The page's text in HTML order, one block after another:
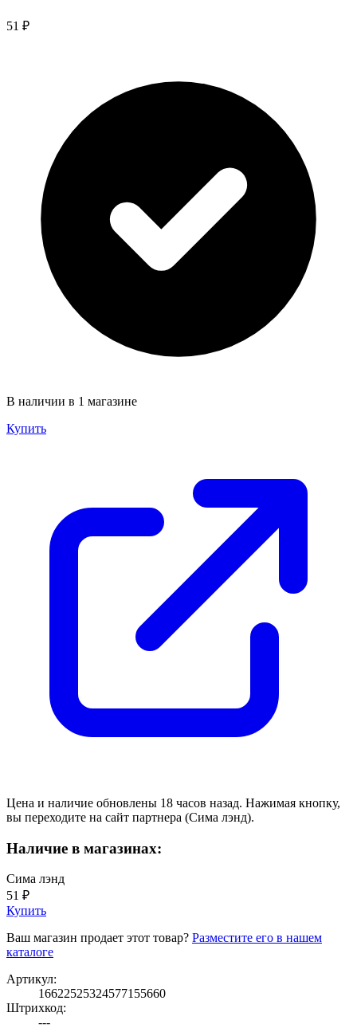
51 ₽
В наличии в 1 магазине
Купить
Цена и наличие обновлены 18 часов назад. Нажимая кнопку,
вы переходите на сайт партнера (Сима лэнд).
Наличие в магазинах:
Сима лэнд
51 ₽
Купить
Ваш магазин продает этот товар? Разместите его в нашем
каталоге
Артикул:
16622525324577155660
Штрихкод:
---